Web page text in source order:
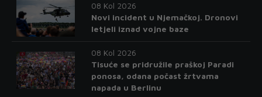
08 Kol 2026
Novi incident u Njemačkoj. Dronovi
letjeli iznad vojne baze
08 Kol 2026
Tisuće se pridružile praškoj Paradi
ponosa, odana počast žrtvama
napada u Berlinu